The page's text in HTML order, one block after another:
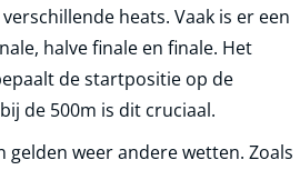
heats. Vaak is er een
halve finale en finale. Het
de startpositie op de
de 500m is dit cruciaal.
gelden weer andere wetten. Zoals